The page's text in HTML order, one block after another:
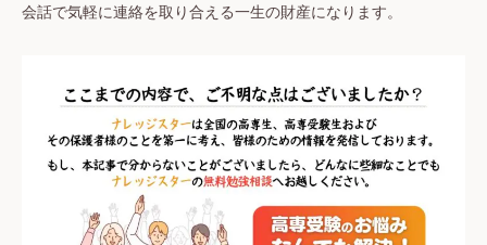
会話で気軽に連絡を取り合える一生の財産になります。